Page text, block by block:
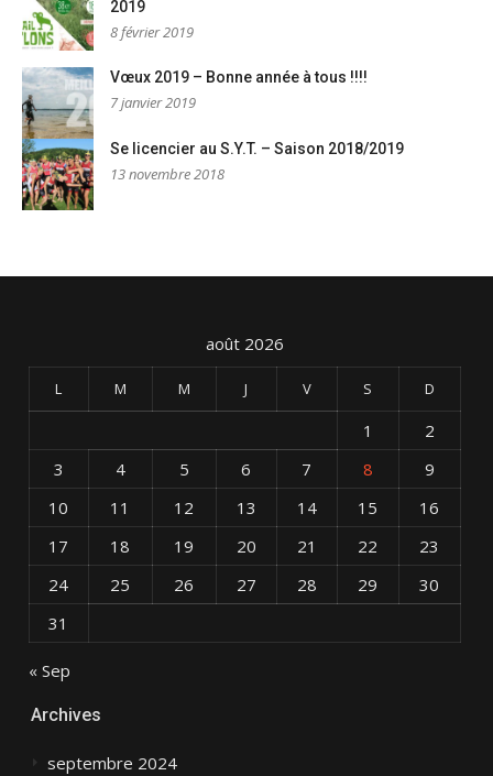
2019
8 février 2019
Vœux 2019 – Bonne année à tous !!!!
7 janvier 2019
Se licencier au S.Y.T. – Saison 2018/2019
13 novembre 2018
août 2026
L M M J V S D
1
2
3
4 5 6 7 8
9
10
11 12 13 14 15
16
17
18 19 20 21 22
23
24
25 26 27 28 29
30
31
« Sep
Archives
septembre 2024